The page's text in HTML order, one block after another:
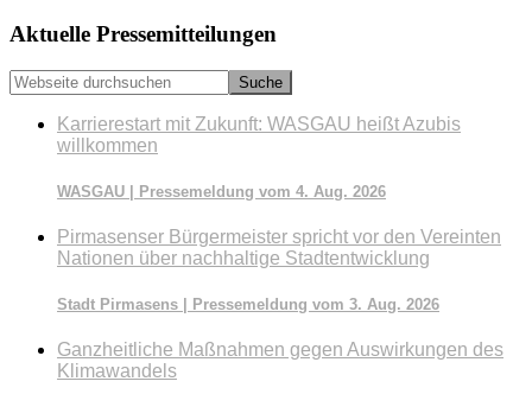
Seitenspalte
Aktuelle Pressemitteilungen
Webseite
durchsuchen
Karrierestart mit Zukunft: WASGAU heißt Azubis
willkommen
WASGAU | Pressemeldung vom 4. Aug. 2026
Pirmasenser Bürgermeister spricht vor den Vereinten
Nationen über nachhaltige Stadtentwicklung
Stadt Pirmasens | Pressemeldung vom 3. Aug. 2026
Ganzheitliche Maßnahmen gegen Auswirkungen des
Klimawandels